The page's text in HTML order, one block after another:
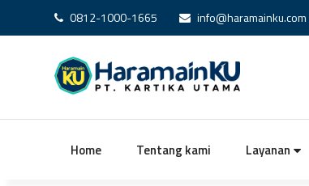
0812-1000-1665 info@haramainku.com
Home Tentang kami Layanan